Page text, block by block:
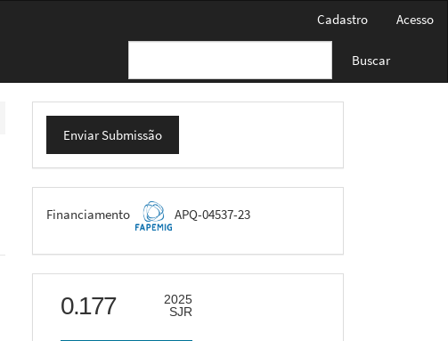
Cadastro Acesso
Buscar
Enviar
Submissão
Enviar Submissão
FAPEMIG
Financiamento APQ-04537-23
scimago
0.177
2025
SJR